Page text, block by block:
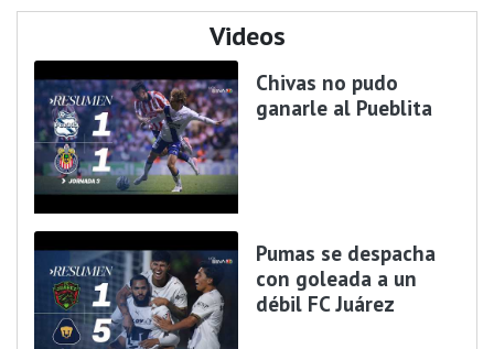
Videos
Chivas no pudo
ganarle al Pueblita
Pumas se despacha
con goleada a un
débil FC Juárez